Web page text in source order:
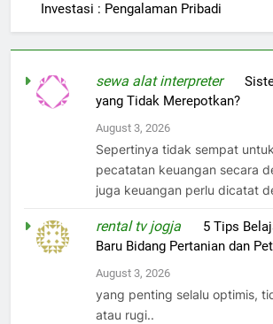
Investasi : Pengalaman Pribadi
sewa alat interpreteron
yang Tidak Merepotkan?
August 3, 2026
Sepertinya tidak sempat
pecatatan keuangan secara
juga keuangan perlu dicatat
rental tv jogja
5 Tips
Baru Bidang Pertanian dan
August 3, 2026
yang penting selalu optimis,
atau rugi..